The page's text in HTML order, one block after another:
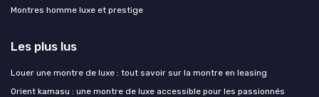
Montres homme luxe et prestige
Les plus lus
Louer une montre de luxe : tout savoir sur la montre en leasing
Orient kamasu : une montre de luxe accessible pour les passionnés